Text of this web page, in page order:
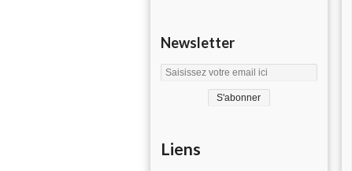
Newsletter
Liens